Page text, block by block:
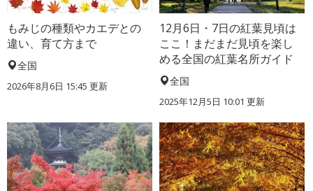
もみじの種類やカエデとの
違い、育て方まで
全国
2026年8月6日 15:45 更新
12月6日・7日の紅葉見頃は
ここ！まだまだ見頃を楽し
める全国の紅葉名所ガイド
全国
2025年12月5日 10:01 更新